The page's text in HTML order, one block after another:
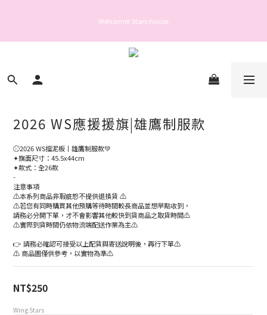
Welcome! Stars house
親愛的會員您好： 為保障您的帳號安全與提升服務品質，自 2025 年 6 月 26 日起，
2026 WS應援援旗|雄鷹制服款
⚾️2026 WS擋泥板丨雄鷹制服款💚
✦旗面尺寸：45.5x44cm
✦款式：全26款
-
注意事項
⚠️本系列商品非瑕疵恕不提供退換貨 ⚠️
⚠️若您有同時購買其他預購等待時間較長商品並想早點收到，
請務必分開下單，才不會影響其他較快到貨商品之取貨時間⚠️
⚠️實際到貨時間仍依物流端配送作業為主⚠️
👉 請務必確認可接受以上配貨與寄送說明後，再行下單⚠️
⚠️ 商品圖僅供參考，以實物為準⚠️
NT$250
Wing Stars